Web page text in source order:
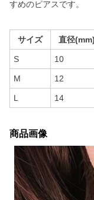
すめのピアスです。
サイズ 直径(mm)
S 10
M 12
L 14
商品画像